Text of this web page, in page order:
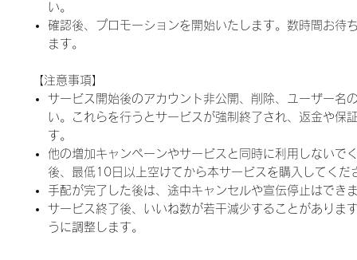
い。
確認後、プロモーションを開始いたします。数時間お待
ます。
【注意事項】
サービス開始後のアカウント非公開、削除、ユーザー名
い。これらを行うとサービスが強制終了され、返金や保
す。
他の増加キャンペーンやサービスと同時に利用しないで
後、最低10日以上空けてから本サービスを購入してくだ
手配が完了した後は、途中キャンセルや宣伝停止はでき
サービス終了後、いいね数が若干減少することがありま
うに調整します。